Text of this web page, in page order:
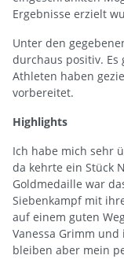
Ergebnisse erzielt
Unter den
durchaus positiv. Es
Athleten haben
vorbereitet.
Highlights
Ich habe mich sehr
da kehrte ein Stück
Goldmedaille war
Siebenkampf mit
auf einem guten
Vanessa Grimm
bleiben aber mein